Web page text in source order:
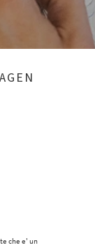
che e' un